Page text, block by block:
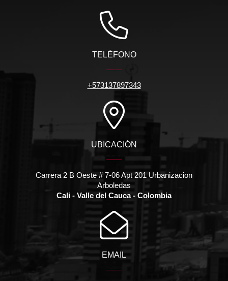
TELÉFONO
+573137897343
UBICACIÓN
Carrera 2 B Oeste # 7-06 Apt 201 Urbanizacion
Arboledas
Cali - Valle del Cauca - Colombia
EMAIL